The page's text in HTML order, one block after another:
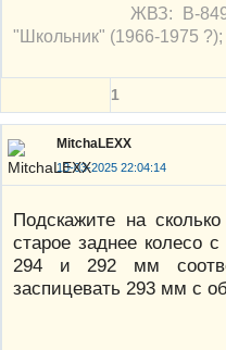
ЖВЗ: В-849
"Школьник" (1966-1975
1
MitchaLEXX
13-03-2025 22:04:14
Подскажите на
старое заднее колесо
294 и 292 мм
заспицевать 293 мм с